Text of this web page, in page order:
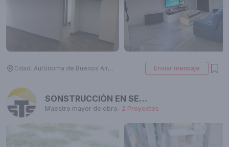
Cdad. Autónoma de Buenos Aires, Argentina Enviar mensaje
SONSTRUCCIÓN EN SECO (STS)somos tu solución
Maestro mayor de obra- 2 Proyectos